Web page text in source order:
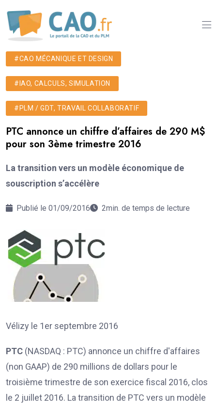
#CAO MÉCANIQUE ET DESIGN
#IAO, CALCULS, SIMULATION
#PLM / GDT, TRAVAIL COLLABORATIF
PTC annonce un chiffre d’affaires de 290 M$
pour son 3ème trimestre 2016
La transition vers un modèle économique de
souscription s’accélère
Publié le 01/09/2016 2min. de temps de lecture
Vélizy le 1er septembre 2016
PTC (NASDAQ : PTC) annonce un chiffre d'affaires
(non GAAP) de 290 millions de dollars pour le
troisième trimestre de son exercice fiscal 2016, clos
le 2 juillet 2016. La transition de PTC vers un modèle